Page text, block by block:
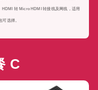
转 Micro HDMI 转接线及网线，适用
选择。
C